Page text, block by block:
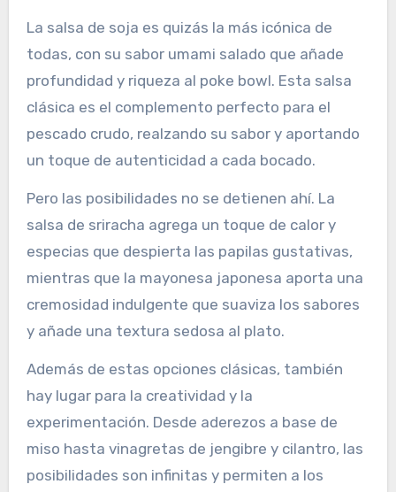
La salsa de soja es quizás la más icónica de
todas, con su sabor umami salado que añade
profundidad y riqueza al poke bowl. Esta salsa
clásica es el complemento perfecto para el
pescado crudo, realzando su sabor y aportando
un toque de autenticidad a cada bocado.
Pero las posibilidades no se detienen ahí. La
salsa de sriracha agrega un toque de calor y
especias que despierta las papilas gustativas,
mientras que la mayonesa japonesa aporta una
cremosidad indulgente que suaviza los sabores
y añade una textura sedosa al plato.
Además de estas opciones clásicas, también
hay lugar para la creatividad y la
experimentación. Desde aderezos a base de
miso hasta vinagretas de jengibre y cilantro, las
posibilidades son infinitas y permiten a los